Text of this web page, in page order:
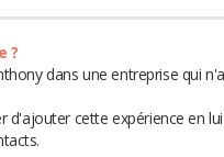
?
dans une entreprise qui
d'ajouter cette expérience en